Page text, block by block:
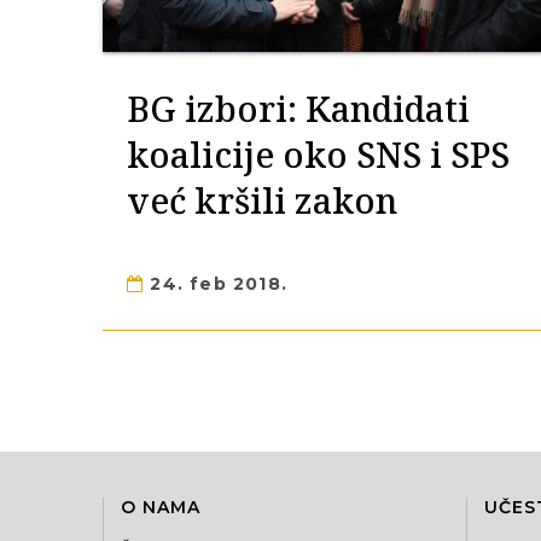
BG izbori: Kandidati
koalicije oko SNS i SPS
već kršili zakon
24. feb 2018.
O NAMA